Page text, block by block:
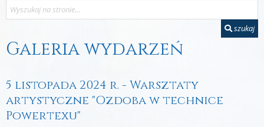
szukaj
Galeria wydarzeń
5 listopada 2024 r. - Warsztaty
artystyczne "Ozdoba w technice
Powertexu"